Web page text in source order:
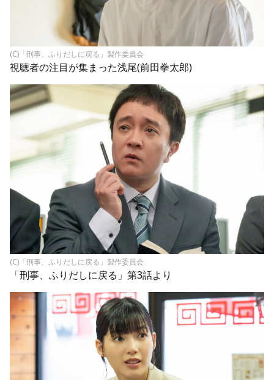
(C)「刑事、ふりだしに戻る」製作委員会
視聴者の注目が集まった浅尾(前田拳太郎)
(C)「刑事、ふりだしに戻る」製作委員会
「刑事、ふりだしに戻る」第3話より